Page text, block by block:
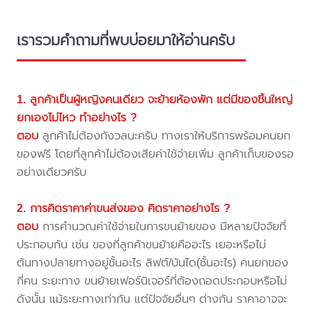
เรารวมคำถามที่พบบ่อยมาให้อ่านครับ
1. ลูกค้าเป็นผู้หญิงคนเดียว จะย้ายห้องพัก แต่มีของชิ้นใหญ่
ยกเองไม่ไหว ทำอย่างไร ?
ตอบ ลูกค้าไม่ต้องกังวลนะครับ ทางเราให้บริการพร้อมคนยก
ของฟรี โดยที่ลูกค้าไม่ต้องเสียค่าใช้จ่ายเพิ่ม ลูกค้าเก็บของรอ
อย่างเดียวครับ
2. การคิดราคาค่าขนส่งของ คิดราคาอย่างไร ?
ตอบ การคำนวณค่าใช้จ่ายในการขนย้ายของ มีหลายปัจจัยที่
ประกอบกัน เช่น ของที่ลูกค้าขนย้ายคืออะไร เยอะหรือไม่
ต้นทางปลายทางอยู่ชั้นอะไร ลิฟต์/บันได(ชั้นอะไร) คนยกของ
กี่คน ระยะทาง ขนย้ายเฟอร์นิเจอร์ที่ต้องถอดประกอบหรือไม่
ดังนั้น แม้ระยะทางเท่ากัน แต่ปัจจัยอื่นๆ ต่างกัน ราคาอาจจะ